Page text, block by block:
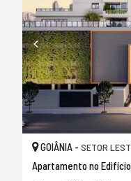
GOIÂNIA - SETOR
Apartamento no